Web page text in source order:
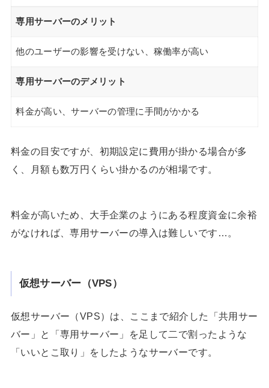
専用サーバーのメリット
他のユーザーの影響を受けない、稼働率が高い
専用サーバーのデメリット
料金が高い、サーバーの管理に手間がかかる
料金の目安ですが、初期設定に費用が掛かる場合が多
く、月額も数万円くらい掛かるのが相場です。
料金が高いため、大手企業のようにある程度資金に余裕
がなければ、専用サーバーの導入は難しいです…。
仮想サーバー（VPS）
仮想サーバー（VPS）は、ここまで紹介した「共用サー
バー」と「専用サーバー」を足して二で割ったような
「いいとこ取り」をしたようなサーバーです。